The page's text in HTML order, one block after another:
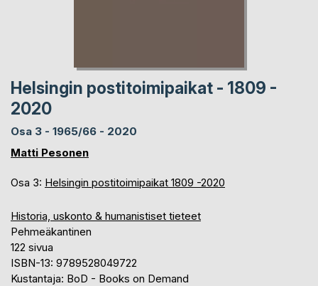
Helsingin postitoimipaikat - 1809 -
2020
Osa 3 - 1965/66 - 2020
Matti Pesonen
Osa 3: Helsingin postitoimipaikat 1809 -2020
Historia, uskonto & humanistiset tieteet
Pehmeäkantinen
122 sivua
ISBN-13: 9789528049722
Kustantaja: BoD - Books on Demand